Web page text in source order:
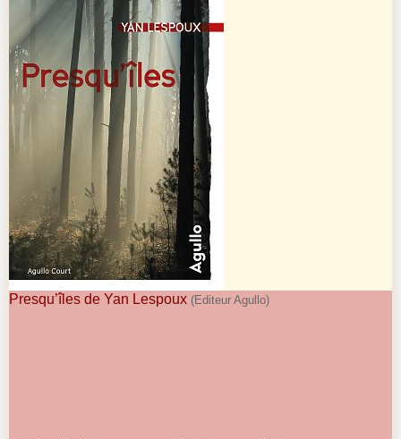
Presqu’îles de Yan Lespoux (Editeur Agullo)